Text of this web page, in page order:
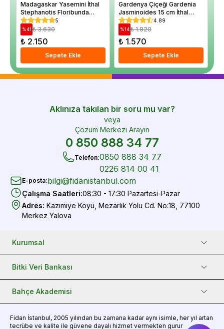
Madagaskar Yasemini İthal
Stephanotis Floribunda
Saksıda
5
%41 ₺ 3.630
₺ 2.150
Sepete Ekle
Gardenya Çiçeği Gardenia
Jasminoides 15 cm İthal
Saksıda
4.89
%14 ₺ 1.820
₺ 1.570
Sepete Ekle
Aklınıza takılan bir soru mu var?
veya
Çözüm Merkezi Arayın
0 850 888 34 77
Telefon:0850 888 34 77
0226 814 00 41
E-posta:bilgi@fidanistanbul.com
Çalışma Saatleri:08:30 - 17:30 Pazartesi-Pazar
Adres: Kazımiye Köyü, Mezarlık Yolu Cd. No:18, 77100
Merkez Yalova
Kurumsal
Bitki Veri Bankası
Bahçe Akademisi
Fidan İstanbul, 2005 yılından bu zamana kadar aynı isimle, her yıl artan
tecrübe ve kalite ile güvene dayalı hizmet vermekten gurur